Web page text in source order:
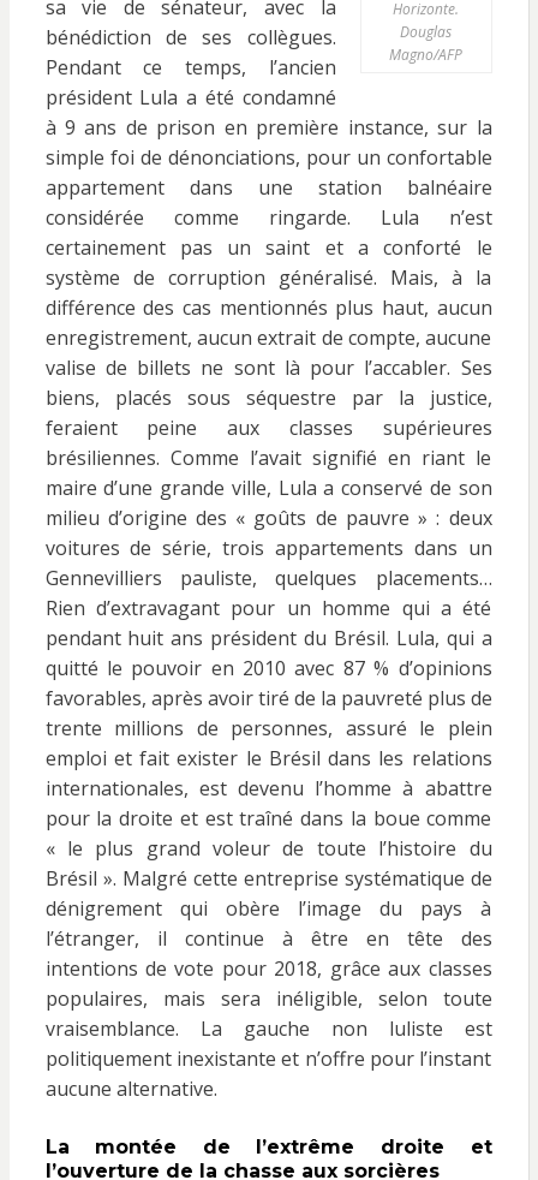
Horizonte.
Douglas
Magno/AFP
sa vie de sénateur, avec la
bénédiction de ses collègues.
Pendant ce temps, l’ancien
président Lula a été condamné
à 9 ans de prison en première instance, sur la
simple foi de dénonciations, pour un confortable
appartement dans une station balnéaire
considérée comme ringarde. Lula n’est
certainement pas un saint et a conforté le
système de corruption généralisé. Mais, à la
différence des cas mentionnés plus haut, aucun
enregistrement, aucun extrait de compte, aucune
valise de billets ne sont là pour l’accabler. Ses
biens, placés sous séquestre par la justice,
feraient peine aux classes supérieures
brésiliennes. Comme l’avait signifié en riant le
maire d’une grande ville, Lula a conservé de son
milieu d’origine des « goûts de pauvre » : deux
voitures de série, trois appartements dans un
Gennevilliers pauliste, quelques placements…
Rien d’extravagant pour un homme qui a été
pendant huit ans président du Brésil. Lula, qui a
quitté le pouvoir en 2010 avec 87 % d’opinions
favorables, après avoir tiré de la pauvreté plus de
trente millions de personnes, assuré le plein
emploi et fait exister le Brésil dans les relations
internationales, est devenu l’homme à abattre
pour la droite et est traîné dans la boue comme
« le plus grand voleur de toute l’histoire du
Brésil ». Malgré cette entreprise systématique de
dénigrement qui obère l’image du pays à
l’étranger, il continue à être en tête des
intentions de vote pour 2018, grâce aux classes
populaires, mais sera inéligible, selon toute
vraisemblance. La gauche non luliste est
politiquement inexistante et n’offre pour l’instant
aucune alternative.
La montée de l’extrême droite et
l’ouverture de la chasse aux sorcières